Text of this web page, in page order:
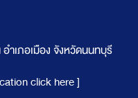
ำเภอเมือง จังหวัดนนทบุรี
click here ]